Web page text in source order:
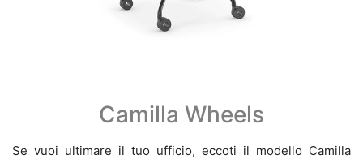
Camilla Wheels
Se vuoi ultimare il tuo ufficio, eccoti il modello Camilla